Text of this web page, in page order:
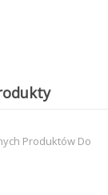
Produktów Do